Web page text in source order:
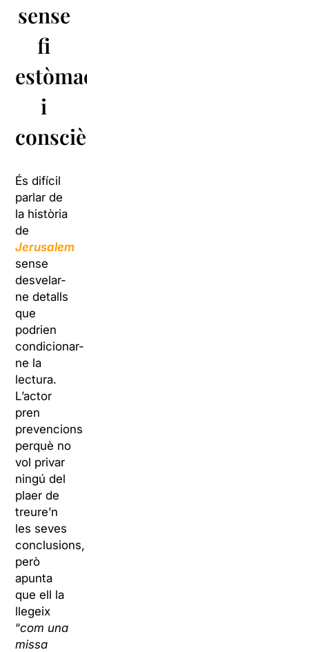
sense
fi
estòmacs
i
consciències”
És difícil
parlar de
la història
de
Jerusalem
sense
desvelar-
ne detalls
que
podrien
condicionar-
ne la
lectura.
L’actor
pren
prevencions
perquè no
vol privar
ningú del
plaer de
treure’n
les seves
conclusions,
però
apunta
que ell la
llegeix
“com una
missa